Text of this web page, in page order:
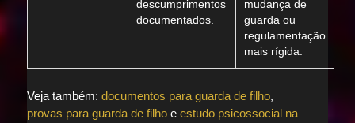
descumprimentos
documentados.
mudança de
guarda ou
regulamentação
mais rígida.
Veja também: documentos para guarda de filho,
provas para guarda de filhoe estudo psicossocial na